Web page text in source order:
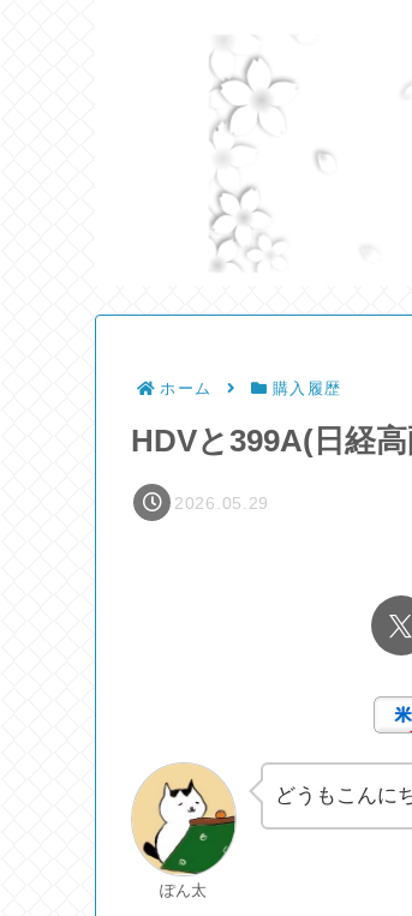
ホーム 購入履歴
HDVと399A(日経高
2026.05.29
ぽん太
どうもこんに